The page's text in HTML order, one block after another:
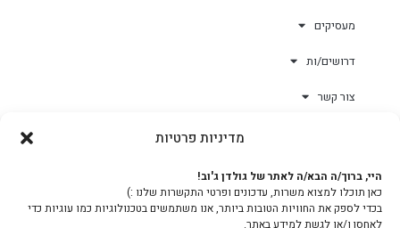
מדיניות פרטיות
היי, ברוך/ה הבא/ה לאתר של גולדן ג'וב!
כאן תוכלו למצוא משרות, עדכונים ופרטי התקשרות שלנו :)
בכדי לספק את החוויות הטובות ביותר, אנו משתמשים בטכנולוגיות כמו עוגיות כדי
לאחסן ו/או לגשת למידע באתר.
מעסיקים
דרושים/ות
צור קשר
צוות